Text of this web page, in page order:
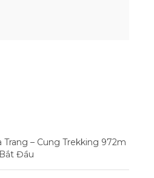
– Cung Trekking 972m
Đầu